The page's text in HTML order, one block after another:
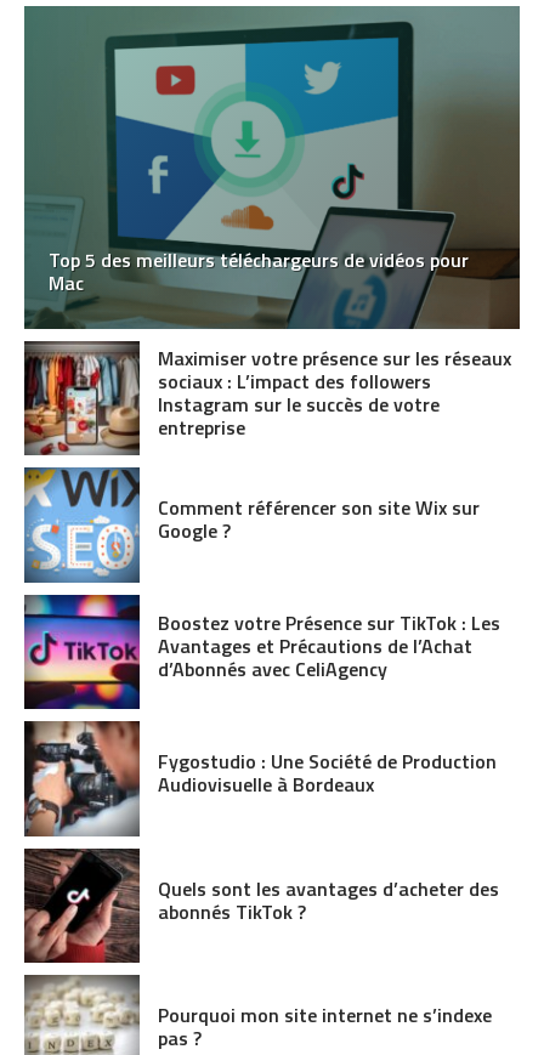
Top 5 des meilleurs téléchargeurs de vidéos pour
Mac
Maximiser votre présence sur les réseaux
sociaux : L’impact des followers
Instagram sur le succès de votre
entreprise
Comment référencer son site Wix sur
Google ?
Boostez votre Présence sur TikTok : Les
Avantages et Précautions de l’Achat
d’Abonnés avec CeliAgency
Fygostudio : Une Société de Production
Audiovisuelle à Bordeaux
Quels sont les avantages d’acheter des
abonnés TikTok ?
Pourquoi mon site internet ne s’indexe
pas ?